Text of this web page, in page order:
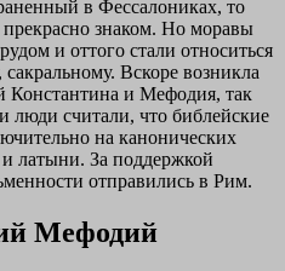
в Фессалониках, то
знаком. Но моравы
и оттого стали относиться
Вскоре возникла
Константина и Мефодия, так
люди считали, что библейские
на канонических
и латыни. За поддержкой
отправились в Рим.
Мефодий